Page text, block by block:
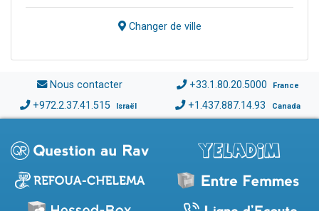
Changer de ville
Nous contacter +33.1.80.20.5000 France
+972.2.37.41.515 Israël +1.437.887.14.93 Canada